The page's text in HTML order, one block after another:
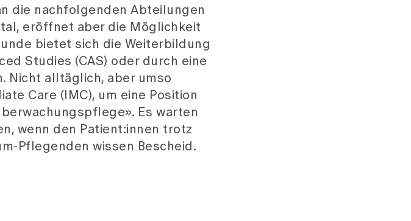
die nachfolgenden Abteilungen
eröffnet aber die Möglichkeit
bietet sich die Weiterbildung
Studies (CAS) oder durch eine
Nicht alltäglich, aber umso
Care (IMC), um eine Position
Es warten
wenn den Patient:innen trotz
Pflegenden wissen Bescheid.